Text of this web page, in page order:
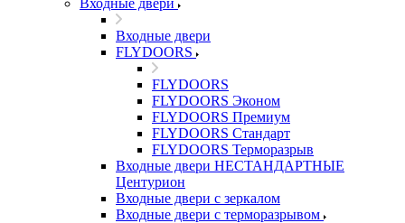
Входные двери
FLYDOORS
FLYDOORS
FLYDOORS Эконом
FLYDOORS Премиум
FLYDOORS Стандарт
FLYDOORS Терморазрыв
Входные двери НЕСТАНДАРТНЫЕ
Центурион
Входные двери с зеркалом
Входные двери с терморазрывом